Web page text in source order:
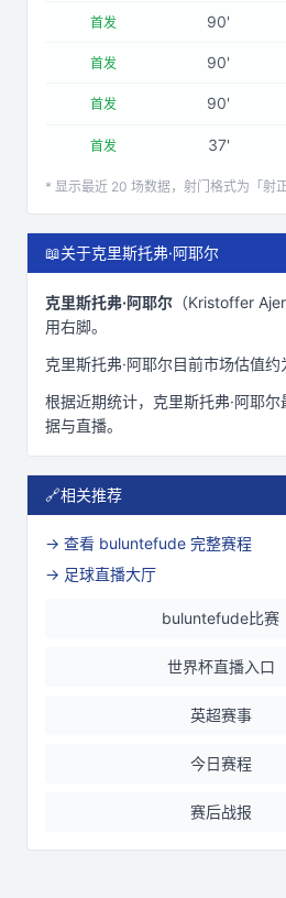
首发 90'
首发 90'
首发 90'
首发 37'
* 显示最近 20 场数据，射门格式为「射
📖关于克里斯托弗·阿耶尔
克里斯托弗·阿耶尔 （Kristoffer Ajer
用右脚。
克里斯托弗·阿耶尔目前市场估值约
根据近期统计， 克里斯托弗·阿耶尔
据与直播。
🔗相关推荐
→ 查看 buluntefude 完整赛程
→ 足球直播大厅
buluntefude比赛
世界杯直播入口
英超赛事
今日赛程
赛后战报